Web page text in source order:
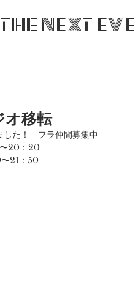
the next
移転
た！　フラ仲間募集中
20：20
21：50